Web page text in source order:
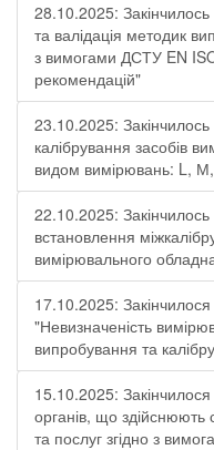
28.10.2025:
та валідація методик
з вимогами ДСТУ EN
рекомендацій"
23.10.2025:
калібрування засобів
видом вимірювань: L,
22.10.2025:
встановлення
вимірювального
17.10.2025:
"Невизначеність
випробування та
15.10.2025:
органів, що здійснюють
та послуг згідно з